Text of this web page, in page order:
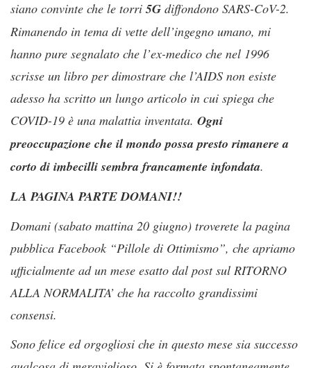
siano convinte che le torri5G diffondono SARS-CoV-2.
Rimanendo in tema di vette dell’ingegno umano, mi
hanno pure segnalato che l’ex-medico che nel 1996
scrisse un libro per dimostrare che l’AIDS non esiste
adesso ha scritto un lungo articolo in cui spiega che
COVID-19 è una malattia inventata. Ogni
preoccupazione che il mondo possa presto rimanere a
corto di imbecilli sembra francamente infondata.
LA PAGINA PARTE DOMANI!!
Domani (sabato mattina 20 giugno) troverete la pagina
pubblica Facebook “Pillole di Ottimismo”, che apriamo
ufficialmente ad un mese esatto dal post sul RITORNO
ALLA NORMALITA’ che ha raccolto grandissimi
consensi.
Sono felice ed orgogliosi che in questo mese sia successo